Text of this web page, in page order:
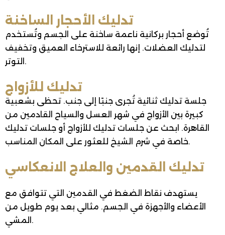
تدليك الأحجار الساخنة
تُوضع أحجار بركانية ناعمة ساخنة على الجسم وتُستخدم
لتدليك العضلات. إنها رائعة للاسترخاء العميق وتخفيف
التوتر.
تدليك للأزواج
جلسة تدليك ثنائية تُجرى جنبًا إلى جنب. تحظى بشعبية
كبيرة بين الأزواج في شهر العسل والسياح القادمين من
القاهرة. ابحث عن جلسات تدليك للأزواج أو جلسات تدليك
خاصة في شرم الشيخ للعثور على المكان المناسب.
تدليك القدمين والعلاج الانعكاسي
يستهدف نقاط الضغط في القدمين التي تتوافق مع
الأعضاء والأجهزة في الجسم. مثالي بعد يوم طويل من
المشي.